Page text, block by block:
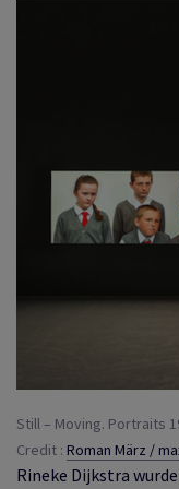
Still – Moving. Portraits
Credit : Roman März /
Rineke Dijkstra